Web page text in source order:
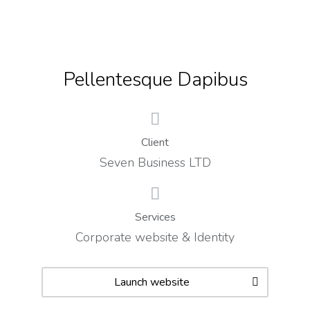
Pellentesque Dapibus
Client
Seven Business LTD
Services
Corporate website & Identity
Launch website